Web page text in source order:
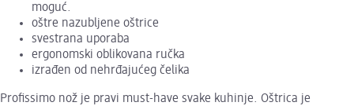
moguć.
oštre nazubljene oštrice
svestrana uporaba
ergonomski oblikovana ručka
izrađen od nehrđajućeg čelika
Profissimo nož je pravi must-have svake kuhinje. Oštrica je